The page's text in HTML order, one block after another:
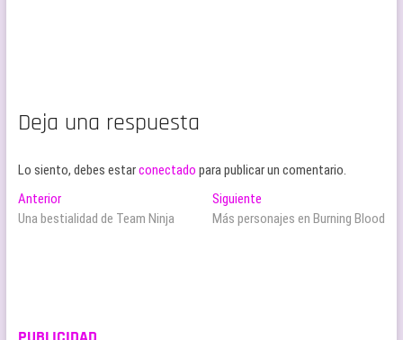
Deja una respuesta
Lo siento, debes estarconectado para publicar un comentario.
Navegación
de
AnteriorEntrada
anterior:
Una bestialidad de Team Ninja
Siguiente
siguiente:
Más personajes en Burning Blood